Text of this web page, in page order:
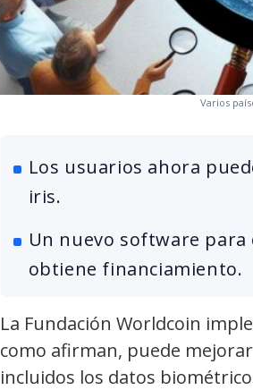
Varios
Los usuarios ahora
iris.
Un nuevo software
obtiene financiamiento.
La Fundación Worldcoin
como afirman, puede
incluidos los datos